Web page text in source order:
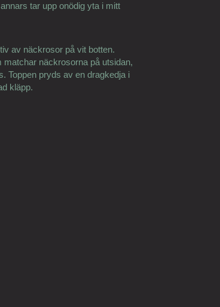
tar upp onödig yta i mitt
av näckrosor på vit botten.
näckrosorna på utsidan,
Toppen pryds av en dragkedja i
kläpp.